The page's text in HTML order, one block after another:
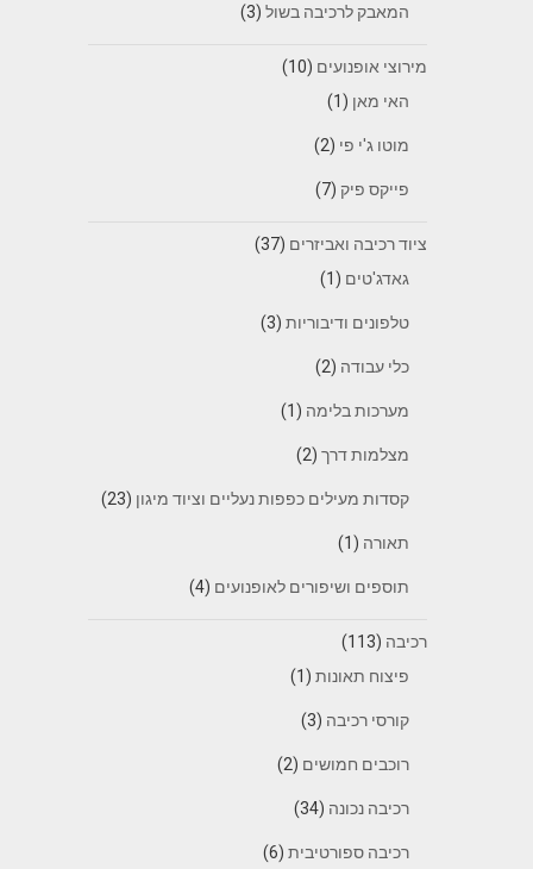
המאבק לרכיבה בשול(3)
מירוצי אופנועים (10)
האי מאן (1)
מוטו ג'י פי (2)
פייקס פיק (7)
ציוד רכיבה ואביזרים (37)
גאדג'טים (1)
טלפונים ודיבוריות(3)
כלי עבודה (2)
מערכות בלימה (1)
מצלמות דרך(2)
קסדות מעילים כפפות נעליים וציוד מיגון (23)
תאורה (1)
תוספים ושיפורים לאופנועים (4)
רכיבה (113)
פיצוח תאונות(1)
קורסי רכיבה (3)
רוכבים חמושים (2)
רכיבה נכונה (34)
רכיבה ספורטיבית(6)